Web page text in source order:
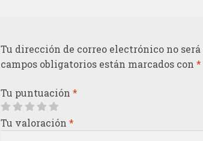
Tu dirección de correo electrónico no será
campos obligatorios están marcados con*
Tu puntuación*
Tu valoración*